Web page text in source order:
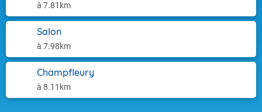
à 7.81km
Salon
à 7.98km
Champfleury
à 8.11km